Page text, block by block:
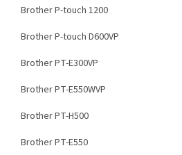
Brother P-touch 1200
Brother P-touch D600VP
Brother PT-E300VP
Brother PT-E550WVP
Brother PT-H500
Brother PT-E550